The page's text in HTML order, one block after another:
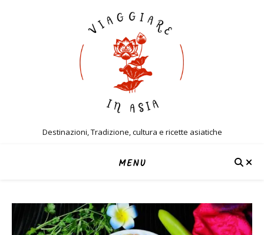
Destinazioni, Tradizione, cultura e ricette asiatiche
MENU